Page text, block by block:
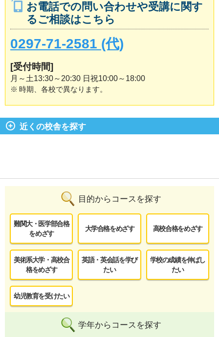
お電話での問い合わせや受講に関す
るご相談はこちら
0297-71-2581 (代)
[受付時間]
月～土13:30～20:30 日祝10:00～18:00
※ 時期、各校で異なります。
近くの校舎を探す
目的からコースを探す
難関大・医学部合格
をめざす
大学合格をめざす 高校合格をめざす
美術系大学・高校合
格をめざす
英語・英会話を学び
たい
学校の成績を伸ばし
たい
幼児教育を受けたい
学年からコースを探す